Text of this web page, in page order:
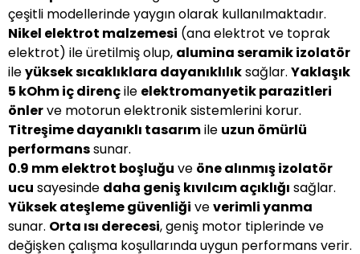
çeşitli modellerinde yaygın olarak kullanılmaktadır.
Nikel elektrot malzemesi (ana elektrot ve toprak
elektrot) ile üretilmiş olup, alumina seramik izolatör
ileyüksek sıcaklıklara dayanıklılıksağlar. Yaklaşık
5 kOhm iç dirençile elektromanyetik parazitleri
önlerve motorun elektronik sistemlerini korur.
Titreşime dayanıklı tasarımile uzun ömürlü
performanssunar.
0.9 mm elektrot boşluğu ve öne alınmış izolatör
ucu sayesinde daha geniş kıvılcım açıklığı sağlar.
Yüksek ateşleme güvenliği veverimli yanma
sunar. Orta ısı derecesi, geniş motor tiplerinde ve
değişken çalışma koşullarında uygun performans verir.